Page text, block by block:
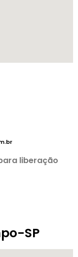
liberação
SP